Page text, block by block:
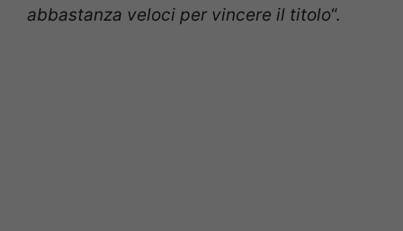
abbastanza veloci per vincere il titolo“.